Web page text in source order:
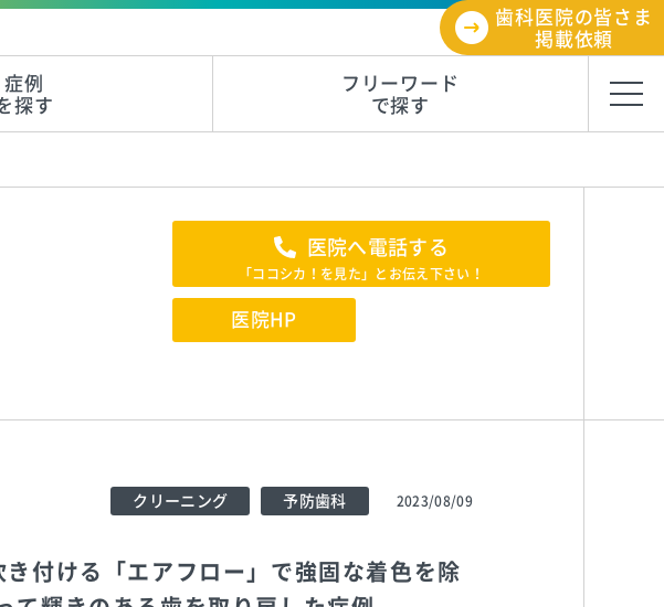
歯科医院の皆さま
掲載依頼
症例
探す
フリーワード
で探す
医院へ電話する
「ココシカ！を見た」とお伝え下さい！
医院HP
クリーニング 予防歯科 2023/08/09
付ける「エアフロー」で強固な着色を除